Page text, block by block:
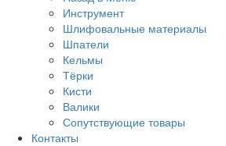
Инструмент
Шлифовальные материалы
Шпатели
Кельмы
Тёрки
Кисти
Валики
Сопутствующие товары
Контакты